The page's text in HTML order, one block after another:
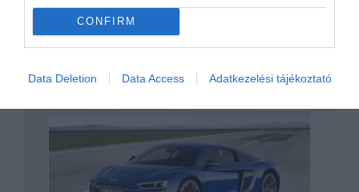
CONFIRM
Data Deletion Data Access Adatkezelési tájékoztató
elektromos…